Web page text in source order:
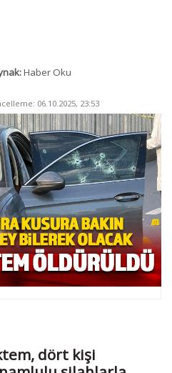
Haber Oku
06.10.2025, 23:53
dört kişi